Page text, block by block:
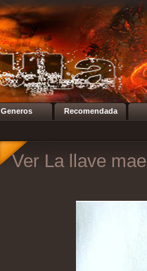
Generos Recomendada
Ver La llave